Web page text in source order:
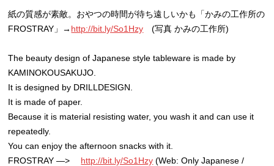
紙の質感が素敵。おやつの時間が待ち遠しいかも「かみの工作所の
FROSTRAY」→ http://bit.ly/So1Hzy (写真 かみの工作所)
The beauty design of Japanese style tableware is made by
KAMINOKOUSAKUJO.
It is designed by DRILLDESIGN.
It is made of paper.
Because it is material resisting water, you wash it and can use it
repeatedly.
You can enjoy the afternoon snacks with it.
FROSTRAY —> http://bit.ly/So1Hzy (Web: Only Japanese /